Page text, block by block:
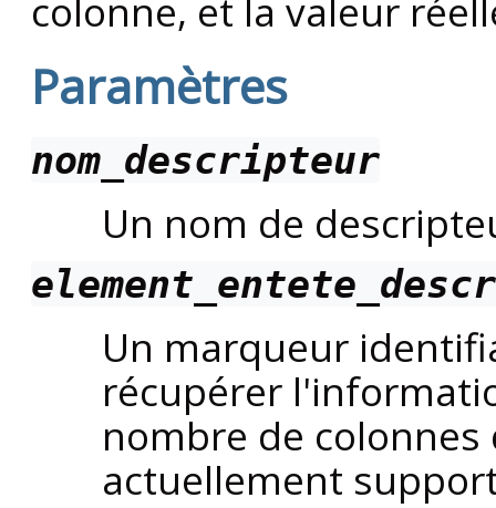
colonne, et la valeur
Paramètres
nom_descripteur
Un nom de
Un marqueur
récupérer
nombre de
actuellement